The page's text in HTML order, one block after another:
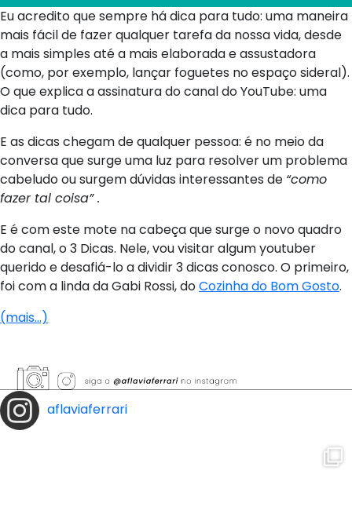
Eu acredito que sempre há dica para tudo: uma maneira
mais fácil de fazer qualquer tarefa da nossa vida, desde
a mais simples até a mais elaborada e assustadora
(como, por exemplo, lançar foguetes no espaço sideral).
O que explica a assinatura do canal do YouTube: uma
dica para tudo.
E as dicas chegam de qualquer pessoa: é no meio da
conversa que surge uma luz para resolver um problema
cabeludo ou surgem dúvidas interessantes de “como
fazer tal coisa” .
E é com este mote na cabeça que surge o novo quadro
do canal, o 3 Dicas. Nele, vou visitar algum youtuber
querido e desafiá-lo a dividir 3 dicas conosco. O primeiro,
foi com a linda da Gabi Rossi, doCozinha do Bom Gosto.
(mais…)
aflaviaferrari